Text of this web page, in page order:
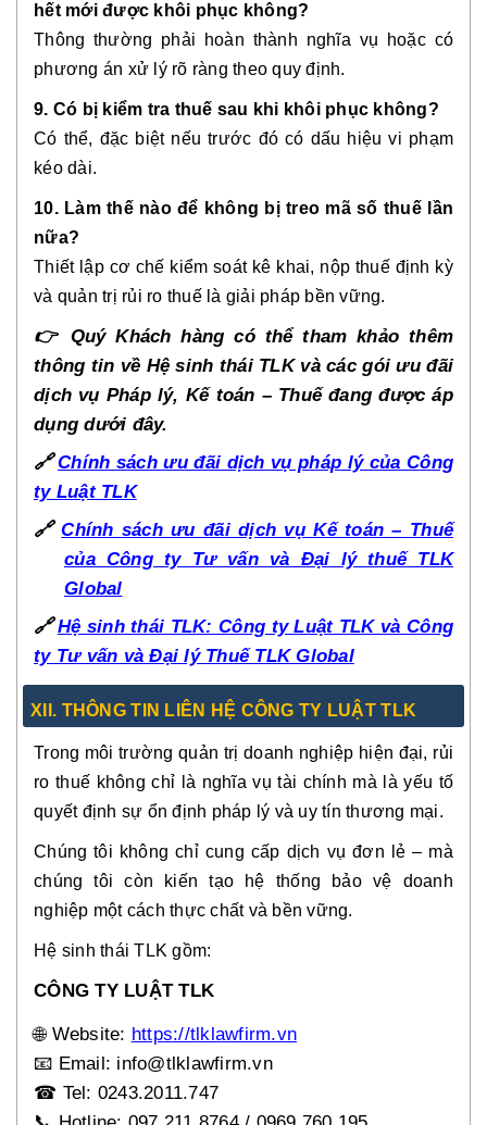
hết mới được khôi phục không?
Thông thường phải hoàn thành nghĩa vụ hoặc có
phương án xử lý rõ ràng theo quy định.
9. Có bị kiểm tra thuế sau khi khôi phục không?
Có thể, đặc biệt nếu trước đó có dấu hiệu vi phạm
kéo dài.
10. Làm thế nào để không bị treo mã số thuế lần
nữa?
Thiết lập cơ chế kiểm soát kê khai, nộp thuế định kỳ
và quản trị rủi ro thuế là giải pháp bền vững.
👉 Quý Khách hàng có thể tham khảo thêm
thông tin về Hệ sinh thái TLK và các gói ưu đãi
dịch vụ Pháp lý, Kế toán – Thuế đang được áp
dụng dưới đây.
🔗 Chính sách ưu đãi dịch vụ pháp lý của Công
ty Luật TLK
🔗 Chính sách ưu đãi dịch vụ Kế toán – Thuế
của Công ty Tư vấn và Đại lý thuế TLK
Global
🔗 Hệ sinh thái TLK: Công ty Luật TLK và Công
ty Tư vấn và Đại lý Thuế TLK Global
XII. THÔNG TIN LIÊN HỆ CÔNG TY LUẬT TLK
Trong môi trường quản trị doanh nghiệp hiện đại, rủi
ro thuế không chỉ là nghĩa vụ tài chính mà là yếu tố
quyết định sự ổn định pháp lý và uy tín thương mại.
Chúng tôi không chỉ cung cấp dịch vụ đơn lẻ – mà
chúng tôi còn kiến tạo hệ thống bảo vệ doanh
nghiệp một cách thực chất và bền vững.
Hệ sinh thái TLK gồm:
CÔNG TY LUẬT TLK
🌐Website: https://tlklawfirm.vn
📧 Email: info@tlklawfirm.vn
☎ Tel: 0243.2011.747